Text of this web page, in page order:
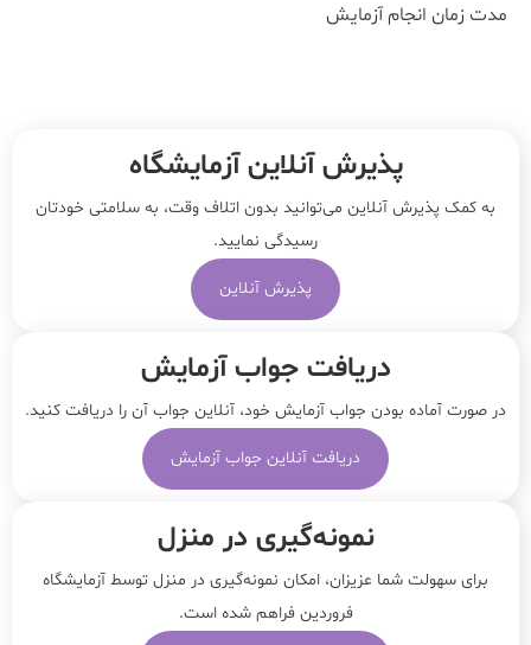
مدت زمان انجام آزمایش
پذیرش آنلاین آزمایشگاه
به کمک پذیرش آنلاین می‌توانید بدون اتلاف وقت، به سلامتی خودتان
رسیدگی نمایید.
پذیرش آنلاین
دریافت جواب آزمایش
در صورت آماده بودن جواب آزمایش خود، آنلاین جواب‌ آن را دریافت کنید.
دریافت آنلاین جواب آزمایش
نمونه‌‌گیری در منزل
برای سهولت شما عزیزان، امکان نمونه‌گیری در منزل توسط آزمایشگاه
فروردین فراهم شده است.